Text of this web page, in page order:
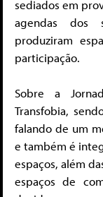
sediados em
agendas dos
produziram
participação.
Sobre a
Transfobia,
falando de um
e também é
espaços, além
espaços de